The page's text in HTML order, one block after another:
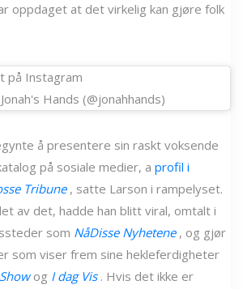
oppdaget at det virkelig kan gjøre folk
på Instagram
Hands (@jonahhands)
å presentere sin raskt voksende
på sosiale medier, a profil i
Tribune , satte Larson i rampelyset.
av det, hadde han blitt viral, omtalt i
som NåDisse Nyhetene , og gjør
som viser frem sine hekleferdigheter
og I dag Vis . Hvis det ikke er